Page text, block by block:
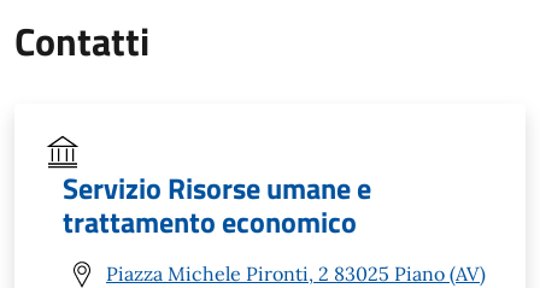
Contatti
Servizio Risorse umane e
trattamento economico
Piazza Michele Pironti, 2 83025 Piano (AV)